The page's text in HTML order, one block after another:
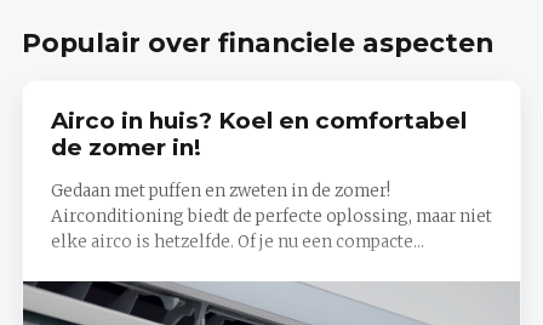
Populair over financiele aspecten
Airco in huis? Koel en comfortabel
de zomer in!
Gedaan met puffen en zweten in de zomer!
Airconditioning biedt de perfecte oplossing, maar niet
elke airco is hetzelfde. Of je nu een compacte...